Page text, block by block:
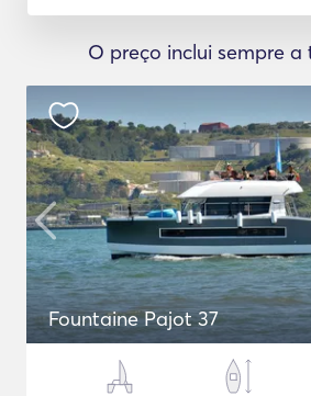
O preço inclui sempre a
Fountaine Pajot 37